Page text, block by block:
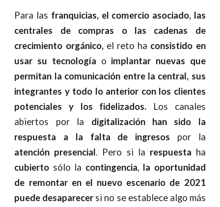
Para las franquicias, el comercio asociado, las
centrales de compras o las cadenas de
crecimiento orgánico,el reto ha consistido en
usar su tecnología o implantar nuevas que
permitan la comunicación entre la central, sus
integrantes y todo lo anterior con los clientes
potenciales y los fidelizados. Los canales
abiertos por la digitalización han sido la
respuesta a la falta de ingresos por la
atención presencial. Pero si la respuesta ha
cubierto sólo la contingencia, la oportunidad
de remontar en el nuevo escenario de 2021
puede desaparecer si no se establece algo más